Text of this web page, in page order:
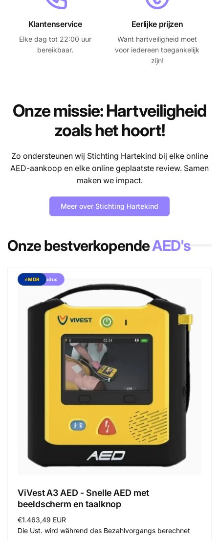
Klantenservice
Elke dag tot 22:00 uur
bereikbaar.
Eerlijke prijzen
Want hartveiligheid moet
voor iedereen toegankelijk
zijn!
Onze missie: Hartveiligheid
zoals het hoort!
Zo ondersteunen wij Stichting Hartekind bij elke online
AED-aankoop en elke online geplaatste review. Samen
maken we impact.
Meer over Stichting Hartekind
Onze bestverkopendeAED's
Kindermodus
⭐MDR
ViVest A3 AED - Snelle AED met
beeldscherm en taalknop
Normaler
Preis
€1.463,49 EUR
Die Ust. wird während des Bezahlvorgangs berechnet